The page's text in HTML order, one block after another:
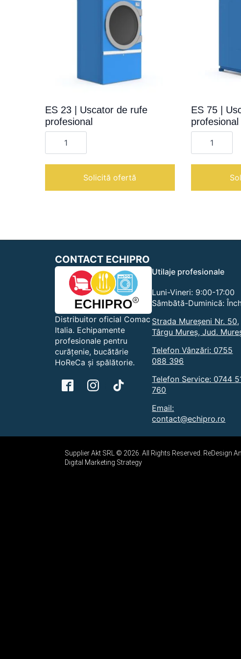
ES 23 | Uscator de rufe
profesional
Cantitate
Uscator
profesional
Solicită ofertă
ES 75 |
profesional
Cantitate
Uscator
profesional
CONTACT ECHIPRO
Distribuitor oficial Comac
Italia. Echipamente
profesionale pentru
curățenie, bucătărie
HoReCa și spălătorie.
Utilaje profesionale
Luni-Vineri: 9:00-17:00
Sâmbătă-Duminică:
Strada Mureșeni Nr. 50,
Târgu Mureș, Jud.
Telefon Vânzări: 0755
088 396
Telefon Service: 0744
760
Email:
contact@echipro.ro
Supplier Akt SRL © 2026. All Rights Reserved. ReDesign
Digital Marketing Strategy